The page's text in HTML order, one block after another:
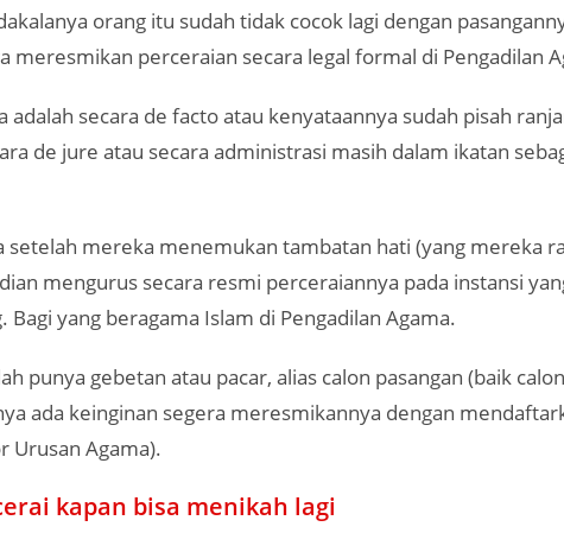
orang itu sudah tidak cocok lagi dengan
meresmikan perceraian secara legal formal di Pengadilan
adalah secara de facto atau kenyataannya sudah pisah
de jure atau secara administrasi masih dalam ikatan
setelah mereka menemukan tambatan hati (yang mereka
mengurus secara resmi perceraiannya pada instansi
Bagi yang beragama Islam di Pengadilan Agama.
punya gebetan atau pacar, alias calon pasangan (baik
ada keinginan segera meresmikannya dengan
Urusan Agama).
kapan bisa menikah lagi